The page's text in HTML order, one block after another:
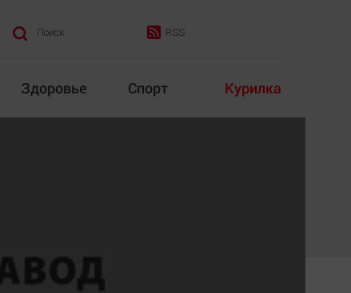
Поиск RSS
Здоровье Спорт Курилка